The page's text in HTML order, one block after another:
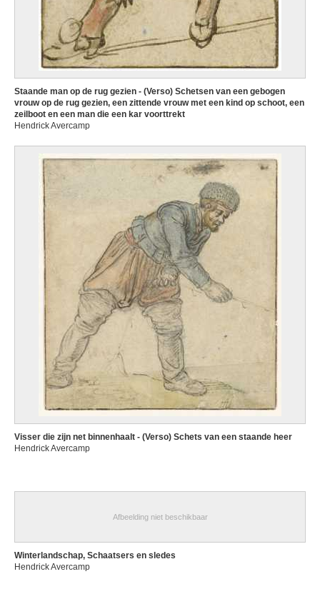
Staande man op de rug gezien - (Verso) Schetsen van een gebogen
vrouw op de rug gezien, een zittende vrouw met een kind op schoot, een
zeilboot en een man die een kar voorttrekt
Hendrick Avercamp
Visser die zijn net binnenhaalt - (Verso) Schets van een staande heer
Hendrick Avercamp
Afbeelding niet beschikbaar
Winterlandschap, Schaatsers en sledes
Hendrick Avercamp